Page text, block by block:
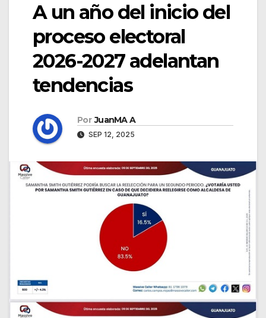
A un año del inicio del
proceso electoral
2026-2027 adelantan
tendencias
Por JuanMA A
SEP 12, 2025